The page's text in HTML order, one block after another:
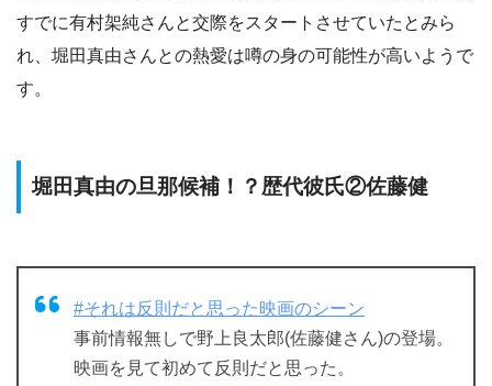
すでに有村架純さんと交際をスタートさせていたとみら
れ、堀田真由さんとの熱愛は噂の身の可能性が高いようで
す。
堀田真由の旦那候補！？歴代彼氏②佐藤健
#それは反則だと思った映画のシーン
事前情報無しで野上良太郎(佐藤健さん)の登場。
映画を見て初めて反則だと思った。